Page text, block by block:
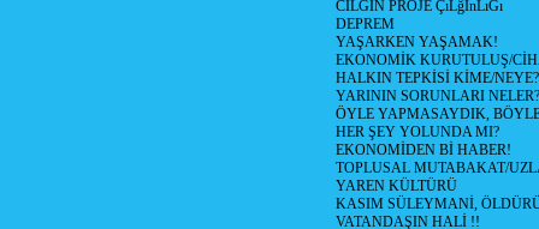
CILGIN PROJE ÇıLğInLıĞı
DEPREM
YAŞARKEN YAŞAMAK!
EKONOMİK KURUTULUŞ/
HALKIN TEPKİSİ KİME/NEYE?
YARININ SORUNLARI NELER?
ÖYLE YAPMASAYDIK,
HER ŞEY YOLUNDA MI?
EKONOMİDEN Bİ HABER!
TOPLUSAL MUTABAKAT/
YAREN KÜLTÜRÜ
KASIM SÜLEYMANİ,
VATANDAŞIN HALİ !!